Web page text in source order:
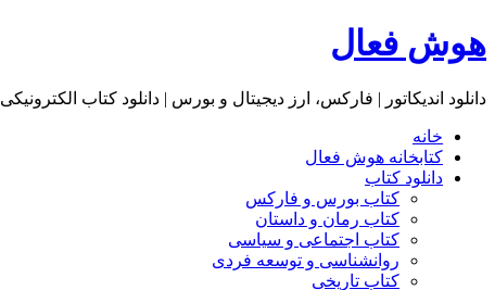
هوش فعال
دانلود اندیکاتور | فارکس، ارز دیجیتال و بورس | دانلود کتاب الکترونیکی
خانه
کتابخانه هوش فعال
دانلود کتاب
کتاب بورس و فارکس
کتاب رمان و داستان
کتاب اجتماعی و سیاسی
روانشناسی و توسعه فردی
کتاب تاریخی